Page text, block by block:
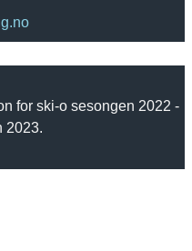
for ski-o sesongen 2022 -
2023.